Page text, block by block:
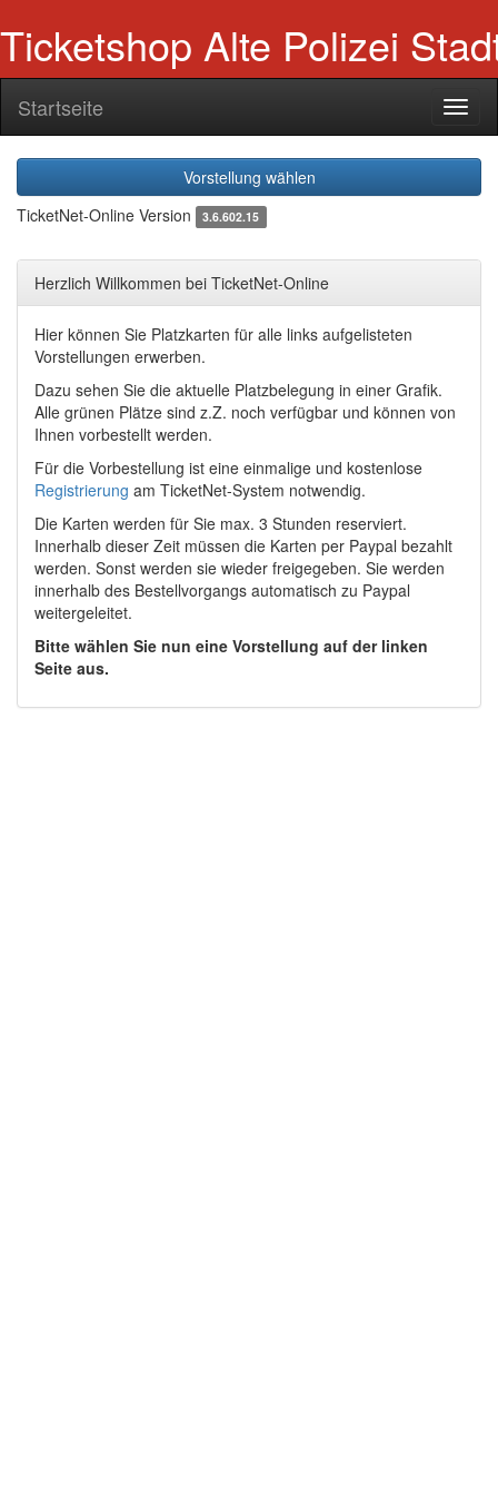
Ticketshop Alte Polizei
ein-/
Startseite
Vorstellung wählen
TicketNet-Online Version
3.6.602.15
Herzlich Willkommen bei TicketNet-Online
Hier können Sie Platzkarten für alle links aufgelisteten
Vorstellungen erwerben.
Dazu sehen Sie die aktuelle Platzbelegung in einer Grafik.
Alle grünen Plätze sind z.Z. noch verfügbar und können von
Ihnen vorbestellt werden.
Für die Vorbestellung ist eine einmalige und kostenlose
Registrierung am TicketNet-System notwendig.
Die Karten werden für Sie max. 3 Stunden reserviert.
Innerhalb dieser Zeit müssen die Karten per Paypal bezahlt
werden. Sonst werden sie wieder freigegeben. Sie werden
innerhalb des Bestellvorgangs automatisch zu Paypal
weitergeleitet.
Bitte wählen Sie nun eine Vorstellung auf der linken
Seite aus.